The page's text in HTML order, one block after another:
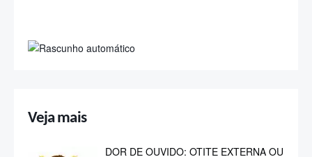
DOR DE OUVIDO: OTALGIA O QUE
TRATAMENTO